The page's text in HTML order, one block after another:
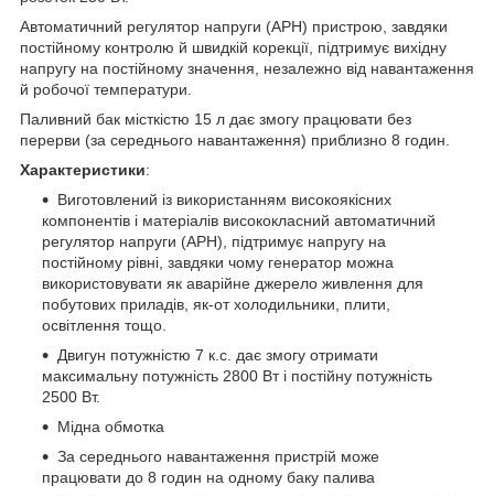
Автоматичний регулятор напруги (АРН) пристрою, завдяки
постійному контролю й швидкій корекції, підтримує вихідну
напругу на постійному значення, незалежно від навантаження
й робочої температури.
Паливний бак місткістю 15 л дає змогу працювати без
перерви (за середнього навантаження) приблизно 8 годин.
Характеристики:
Виготовлений із використанням високоякісних
компонентів і матеріалів висококласний автоматичний
регулятор напруги (АРН), підтримує напругу на
постійному рівні, завдяки чому генератор можна
використовувати як аварійне джерело живлення для
побутових приладів, як-от холодильники, плити,
освітлення тощо.
Двигун потужністю 7 к.с. дає змогу отримати
максимальну потужність 2800 Вт і постійну потужність
2500 Вт.
Мідна обмотка
За середнього навантаження пристрій може
працювати до 8 годин на одному баку палива